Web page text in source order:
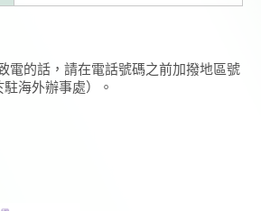
電的話，請在電話號碼之前加撥地區號
海外辦事處）。